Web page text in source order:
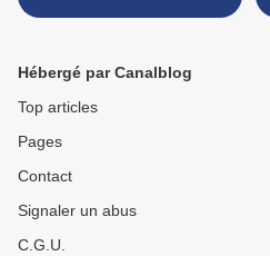
Hébergé par Canalblog
Top articles
Pages
Contact
Signaler un abus
C.G.U.